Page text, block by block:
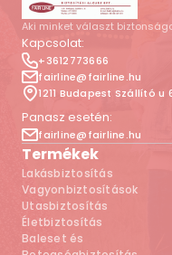
Aki minket választ
Kapcsolat:
+3612773666
fairline@fairline.hu
1211 Budapest Szállító u
Panasz esetén:
fairline@fairline.hu
Termékek
Lakásbiztosítás
Vagyonbiztosítások
Utasbiztosítás
Életbiztosítás
Baleset és